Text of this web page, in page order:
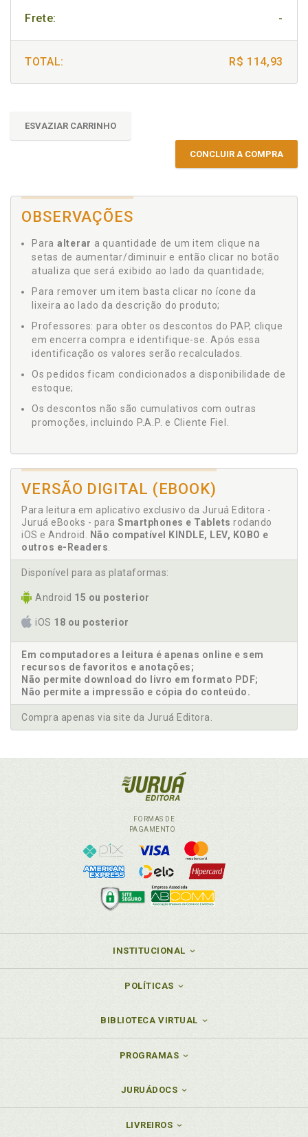
Frete: -
TOTAL: R$ 114,93
ESVAZIAR CARRINHO
CONCLUIR A COMPRA
OBSERVAÇÕES
Para alterar a quantidade de um item clique na
setas de aumentar/diminuir e então clicar no botão
atualiza que será exibido ao lado da quantidade;
Para remover um item basta clicar no ícone da
lixeira ao lado da descrição do produto;
Professores: para obter os descontos do PAP, clique
em encerra compra e identifique-se. Após essa
identificação os valores serão recalculados.
Os pedidos ficam condicionados a disponibilidade de
estoque;
Os descontos não são cumulativos com outras
promoções, incluindo P.A.P. e Cliente Fiel.
VERSÃO DIGITAL (EBOOK)
Para leitura em aplicativo exclusivo da Juruá Editora -
Juruá eBooks - para Smartphones e Tablets rodando
iOS e Android.
Não compatível KINDLE, LEV, KOBO e
outros e-Readers
Disponível para as plataformas:
Android 15 ou posterior
iOS 18 ou posterior
Em computadores a leitura é apenas online e sem
recursos de favoritos e anotações;
Não permite download do livro em formato PDF;
Não permite a impressão e cópia do conteúdo.
Compra apenas via site da Juruá Editora.
FORMAS DE
PAGAMENTO
INSTITUCIONAL
POLÍTICAS
BIBLIOTECA VIRTUAL
PROGRAMAS
JURUÁDOCS
LIVREIROS